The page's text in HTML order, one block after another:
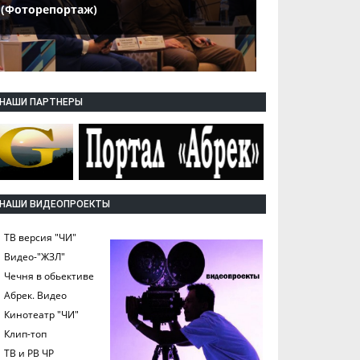
(Фоторепортаж)
НАШИ ПАРТНЕРЫ
НАШИ ВИДЕОПРОЕКТЫ
ТВ версия "ЧИ"
Видео-"ЖЗЛ"
Чечня в обьективе
Абрек. Видео
Кинотеатр "ЧИ"
Клип-топ
ТВ и РВ ЧР